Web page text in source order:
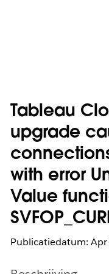
Tableau
upgrade
with error
Value
Publicatiedatum: